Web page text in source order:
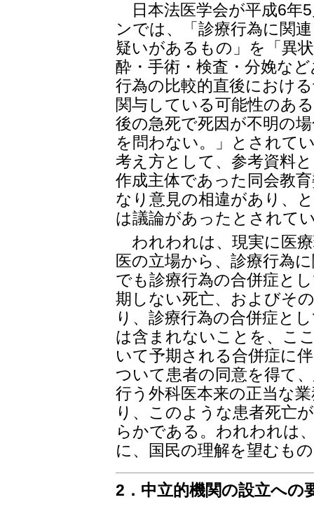
日本法医学会が平成6年
ンでは、「診療行為に関
疑いがあるもの」を「異
酔・手術・検査・分娩な
行為の比較的直後におけ
関与している可能性のあ
後の急死で死因が不明の
を問わない。」とされて
考え方として、参考資料
作成主体であった同会教
なり意見の相違があり、
は議論があったとされて
われわれは、現実に医
医の立場から、診療行為
でも診療行為の合併症と
期しない死亡、およびそ
り、診療行為の合併症と
は含まれないことを、こ
いて予期される合併症に
ついて患者の同意を得て
行う外科医本来の正当な
り、このような患者死亡
らかである。われわれは
に、国民の理解を望むも
2．中立的機関の設立への